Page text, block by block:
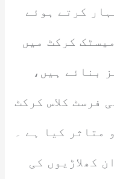
کرتے ہوئے
کرکٹ میں
بنائے ہیں،
فرسٹ کلاس کرکٹ
متاثر کیا ہے ۔
کھلاڑیوں کی